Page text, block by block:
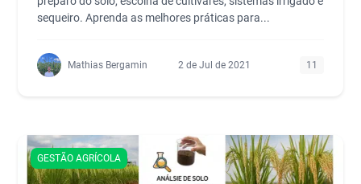
sequeiro. Aprenda as melhores práticas para...
Mathias Bergamin 2 de Jul de 2021 11
GESTÃO AGRÍCOLA